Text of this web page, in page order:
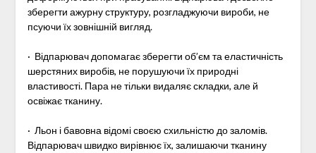
зберегти ажурну структуру, розгладжуючи вироби, не
псуючи їх зовнішній вигляд.
· Відпарювач допомагає зберегти об’єм та еластичність
шерстяних виробів, не порушуючи їх природні
властивості. Пара не тільки видаляє складки, але й
освіжає тканину.
· Льон і бавовна відомі своєю схильністю до заломів.
Відпарювач швидко вирівнює їх, залишаючи тканину